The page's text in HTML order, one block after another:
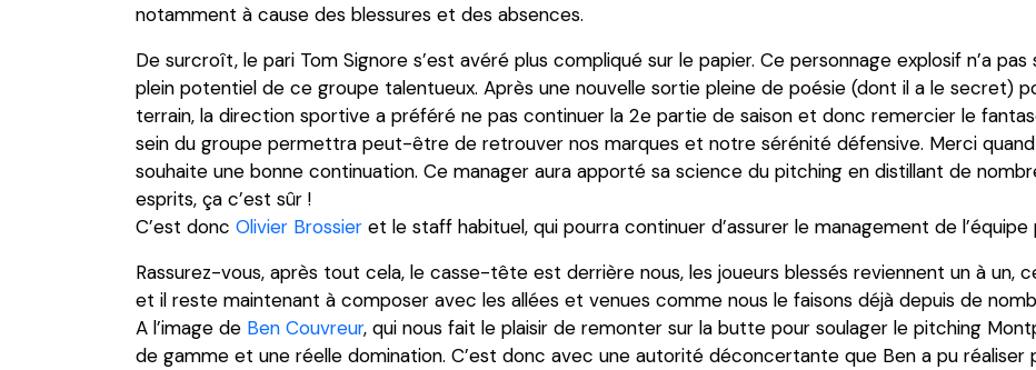
notamment à cause des blessures et des absences.
De surcroît, le pari Tom Signore s’est avéré plus compliqué sur le papier. Ce personnage explosif n’a
plein potentiel de ce groupe talentueux. Après une nouvelle sortie pleine de poésie (dont il a le secret)
terrain, la direction sportive a préféré ne pas continuer la 2e partie de saison et donc remercier le
sein du groupe permettra peut-être de retrouver nos marques et notre sérénité défensive. Merci
souhaite une bonne continuation. Ce manager aura apporté sa science du pitching en distillant de
esprits, ça c’est sûr !
C’est donc Olivier Brossier et le staff habituel, qui pourra continuer d’assurer le management de
Rassurez-vous, après tout cela, le casse-tête est derrière nous, les joueurs blessés reviennent un à un,
et il reste maintenant à composer avec les allées et venues comme nous le faisons déjà depuis de
A l’image de Ben Couvreur, qui nous fait le plaisir de remonter sur la butte pour soulager le pitching
de gamme et une réelle domination. C’est donc avec une autorité déconcertante que Ben a pu réaliser